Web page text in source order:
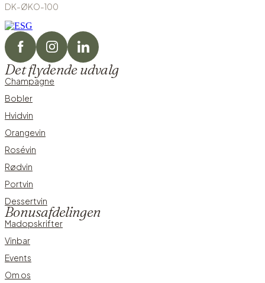
DK-ØKO-100
Det flydende udvalg
Champagne
Bobler
Hvidvin
Orangevin
Rosévin
Rødvin
Portvin
Dessertvin
Bonusafdelingen
Madopskrifter
Vinbar
Events
Om os